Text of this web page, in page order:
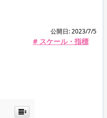
公開日: 2023/7/5
# スケール・指標